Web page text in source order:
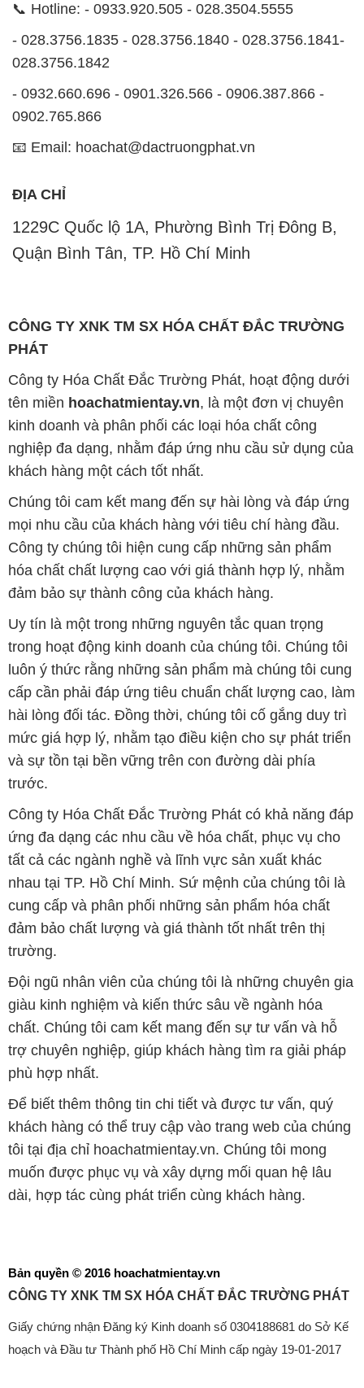
📞 Hotline: - 0933.920.505 - 028.3504.5555
- 028.3756.1835 - 028.3756.1840 - 028.3756.1841-
028.3756.1842
- 0932.660.696 - 0901.326.566 - 0906.387.866 -
0902.765.866
📧 Email: hoachat@dactruongphat.vn
ĐỊA CHỈ
1229C Quốc lộ 1A, Phường Bình Trị Đông B,
Quận Bình Tân, TP. Hồ Chí Minh
CÔNG TY XNK TM SX HÓA CHẤT ĐẮC TRƯỜNG
PHÁT
Công ty Hóa Chất Đắc Trường Phát, hoạt động dưới
tên miền hoachatmientay.vn, là một đơn vị chuyên
kinh doanh và phân phối các loại hóa chất công
nghiệp đa dạng, nhằm đáp ứng nhu cầu sử dụng của
khách hàng một cách tốt nhất.
Chúng tôi cam kết mang đến sự hài lòng và đáp ứng
mọi nhu cầu của khách hàng với tiêu chí hàng đầu.
Công ty chúng tôi hiện cung cấp những sản phẩm
hóa chất chất lượng cao với giá thành hợp lý, nhằm
đảm bảo sự thành công của khách hàng.
Uy tín là một trong những nguyên tắc quan trọng
trong hoạt động kinh doanh của chúng tôi. Chúng tôi
luôn ý thức rằng những sản phẩm mà chúng tôi cung
cấp cần phải đáp ứng tiêu chuẩn chất lượng cao, làm
hài lòng đối tác. Đồng thời, chúng tôi cố gắng duy trì
mức giá hợp lý, nhằm tạo điều kiện cho sự phát triển
và sự tồn tại bền vững trên con đường dài phía
trước.
Công ty Hóa Chất Đắc Trường Phát có khả năng đáp
ứng đa dạng các nhu cầu về hóa chất, phục vụ cho
tất cả các ngành nghề và lĩnh vực sản xuất khác
nhau tại TP. Hồ Chí Minh. Sứ mệnh của chúng tôi là
cung cấp và phân phối những sản phẩm hóa chất
đảm bảo chất lượng và giá thành tốt nhất trên thị
trường.
Đội ngũ nhân viên của chúng tôi là những chuyên gia
giàu kinh nghiệm và kiến thức sâu về ngành hóa
chất. Chúng tôi cam kết mang đến sự tư vấn và hỗ
trợ chuyên nghiệp, giúp khách hàng tìm ra giải pháp
phù hợp nhất.
Để biết thêm thông tin chi tiết và được tư vấn, quý
khách hàng có thể truy cập vào trang web của chúng
tôi tại địa chỉ hoachatmientay.vn. Chúng tôi mong
muốn được phục vụ và xây dựng mối quan hệ lâu
dài, hợp tác cùng phát triển cùng khách hàng.
Bản quyền © 2016 hoachatmientay.vn
CÔNG TY XNK TM SX HÓA CHẤT ĐẮC TRƯỜNG PHÁT
Giấy chứng nhận Đăng ký Kinh doanh số 0304188681 do Sở Kế
hoạch và Đầu tư Thành phố Hồ Chí Minh cấp ngày 19-01-2017